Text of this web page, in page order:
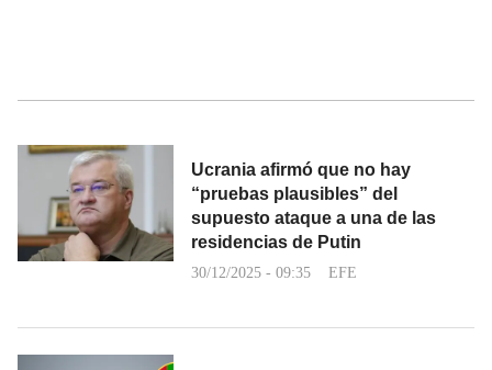
Ucrania afirmó que no hay
“pruebas plausibles” del
supuesto ataque a una de las
residencias de Putin
30/12/2025 - 09:35 EFE